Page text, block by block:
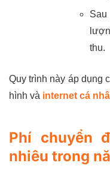
Sau
thu.
Quy trình này áp dụng
hình và internet cá
Phí chuyển
nhiêu trong